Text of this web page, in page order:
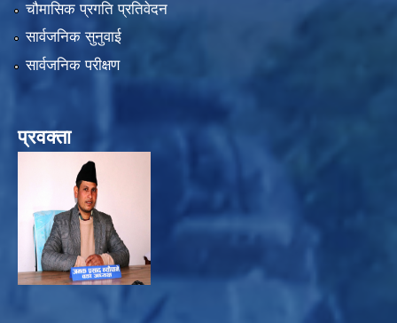
चौमासिक प्रगति प्रतिवेदन
सार्वजनिक सुनुवाई
सार्वजनिक परीक्षण
प्रवक्ता